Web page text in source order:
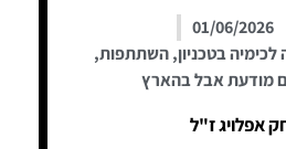
01/06/2026
בטכניון,השתתפות,
מודעת אבל בהארץ
אפלויג ז"ל